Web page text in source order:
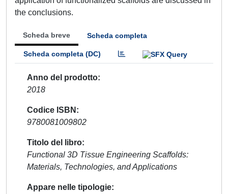
the conclusions.
Scheda breve Scheda completa
Scheda completa (DC)
Anno del prodotto
2018
Codice ISBN
9780081009802
Titolo del libro
Functional 3D Tissue Engineering Scaffolds:
Materials, Technologies, and Applications
Appare nelle tipologie